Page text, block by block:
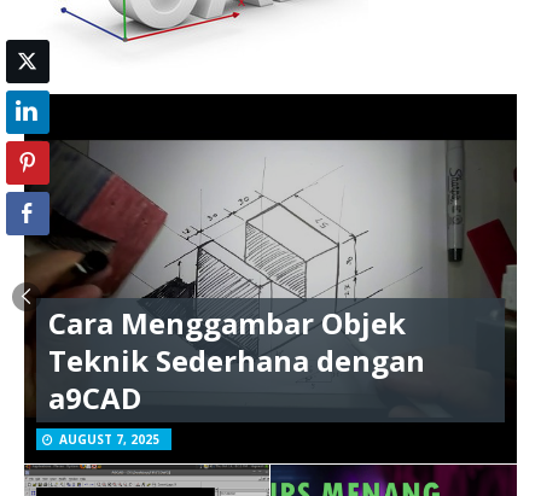
Cara Menggambar Objek
Teknik Sederhana dengan
a9CAD
AUGUST 7, 2025